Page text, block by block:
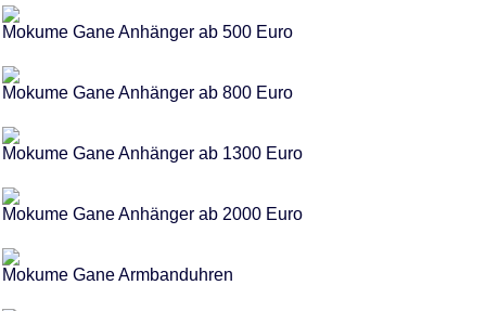
Mokume Gane Anhänger ab 500 Euro
Mokume Gane Anhänger ab 800 Euro
Mokume Gane Anhänger ab 1300 Euro
Mokume Gane Anhänger ab 2000 Euro
Mokume Gane Armbanduhren